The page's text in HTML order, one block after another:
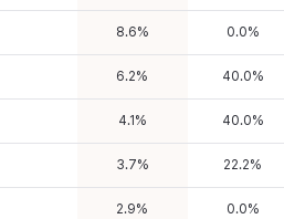
8.6% 0.0%
6.2% 40.0%
4.1 % 40.0%
3.7% 22.2%
2.9% 0.0%